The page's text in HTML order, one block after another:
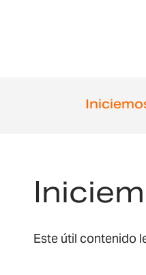
Este útil contenido